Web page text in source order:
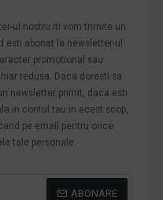
ul nostru iti vom trimite un
esti abonat la newsletter-ul
promotional sau
redusa. Daca doresti sa
newsletter primit, daca esti
in contul tau in acest scop,
pe email pentru orice
tale personale.
ABONARE